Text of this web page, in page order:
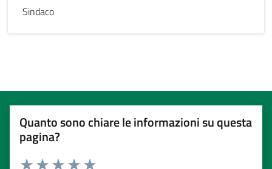
Sindaco
Quanto sono chiare le informazioni su questa
pagina?